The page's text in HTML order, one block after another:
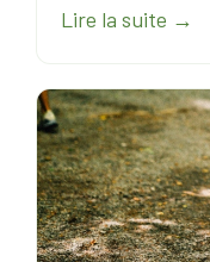
Lire la suite →